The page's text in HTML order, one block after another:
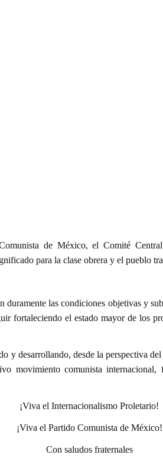
de México, el Comité
para la clase obrera y el pueblo
las condiciones objetivas y
fortaleciendo el estado mayor de los
y desarrollando, desde la perspectiva
movimiento comunista
¡Viva el Internacionalismo Proletario!
¡Viva el Partido Comunista de México!
Con saludos fraternales